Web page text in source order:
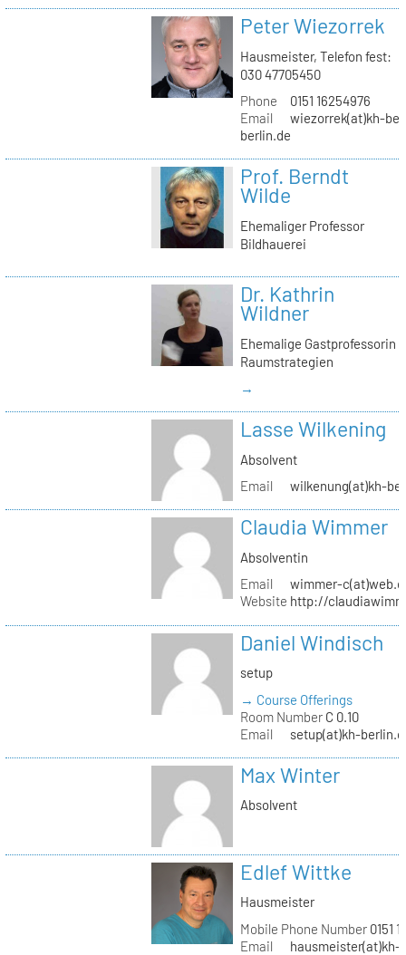
Peter Wiezorrek
Hausmeister, Telefon fest:
030 47705450
Phone
0151 16254976
Email
wiezorrek(at)kh-
berlin.de
Prof. Berndt
Wilde
Ehemaliger Professor
Bildhauerei
Dr. Kathrin
Wildner
Ehemalige Gastprofessorin
Raumstrategien
→
Lasse Wilkening
Absolvent
Email
wilkenung(at)kh-
Claudia Wimmer
Absolventin
Email
wimmer-
Website http://
Daniel Windisch
setup
→ Course Offerings
Room NumberC 0.10
Email
setup(at)kh-
Max Winter
Absolvent
Edlef Wittke
Hausmeister
Mobile Phone Number0151
Email
hausmeister(at)kh-